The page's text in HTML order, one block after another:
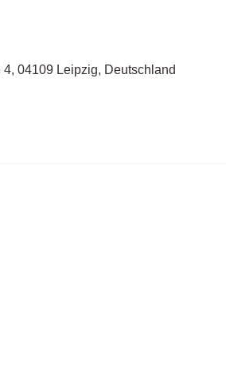
4, 04109 Leipzig, Deutschland